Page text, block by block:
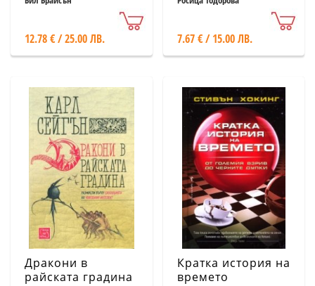
12.78 € / 25.00 ЛВ.
човека. Хороскоп
7.67 € / 15.00 ЛВ.
Дракони в
райската градина
Кратка история на
времето